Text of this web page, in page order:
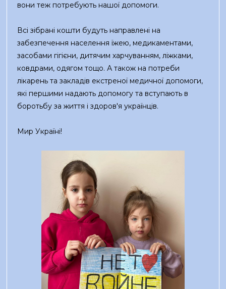
вони теж потребують нашої допомоги.
Всі зібрані кошти будуть направлені на
забезпечення населення їжею, медикаментами,
засобами гігієни, дитячим харчуванням, ліжками,
ковдрами, одягом тощо. А також на потреби
лікарень та закладів екстреної медичної допомоги,
які першими надають допомогу та вступають в
боротьбу за життя і здоров'я українців.
Мир Україні!